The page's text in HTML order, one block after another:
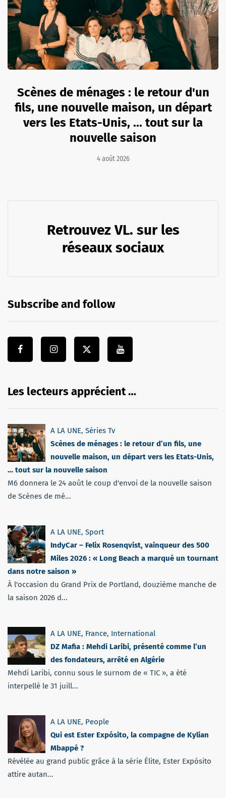
Scènes de ménages : le retour d'un
fils, une nouvelle maison, un départ
vers les Etats-Unis, ... tout sur la
nouvelle saison
4 août 2026
Retrouvez VL. sur les
réseaux sociaux
Subscribe and follow
Les lecteurs apprécient …
A LA UNE, Séries Tv
Scènes de ménages : le retour d’un fils, une
nouvelle maison, un départ vers les Etats-Unis,
… tout sur la nouvelle saison
M6 donnera le 24 août le coup d'envoi de la nouvelle saison
de Scènes de mé...
A LA UNE, Sport
IndyCar – Felix Rosenqvist, vainqueur des 500
Miles 2026 : « Long Beach a marqué un tournant
dans notre saison »
À l'occasion du Grand Prix de Portland, douzième manche de
la saison 2026 d...
A LA UNE, France, International
DZ Mafia : Mehdi Laribi, présenté comme l’un
des fondateurs, arrêté en Algérie
Mehdi Laribi, connu sous le surnom de « TIC », a été
interpellé le 31 juill...
A LA UNE, People
Qui est Ester Expósito, la compagne de Kylian
Mbappé ?
Révélée au grand public grâce à la série Élite, Ester Expósito
attire autan...